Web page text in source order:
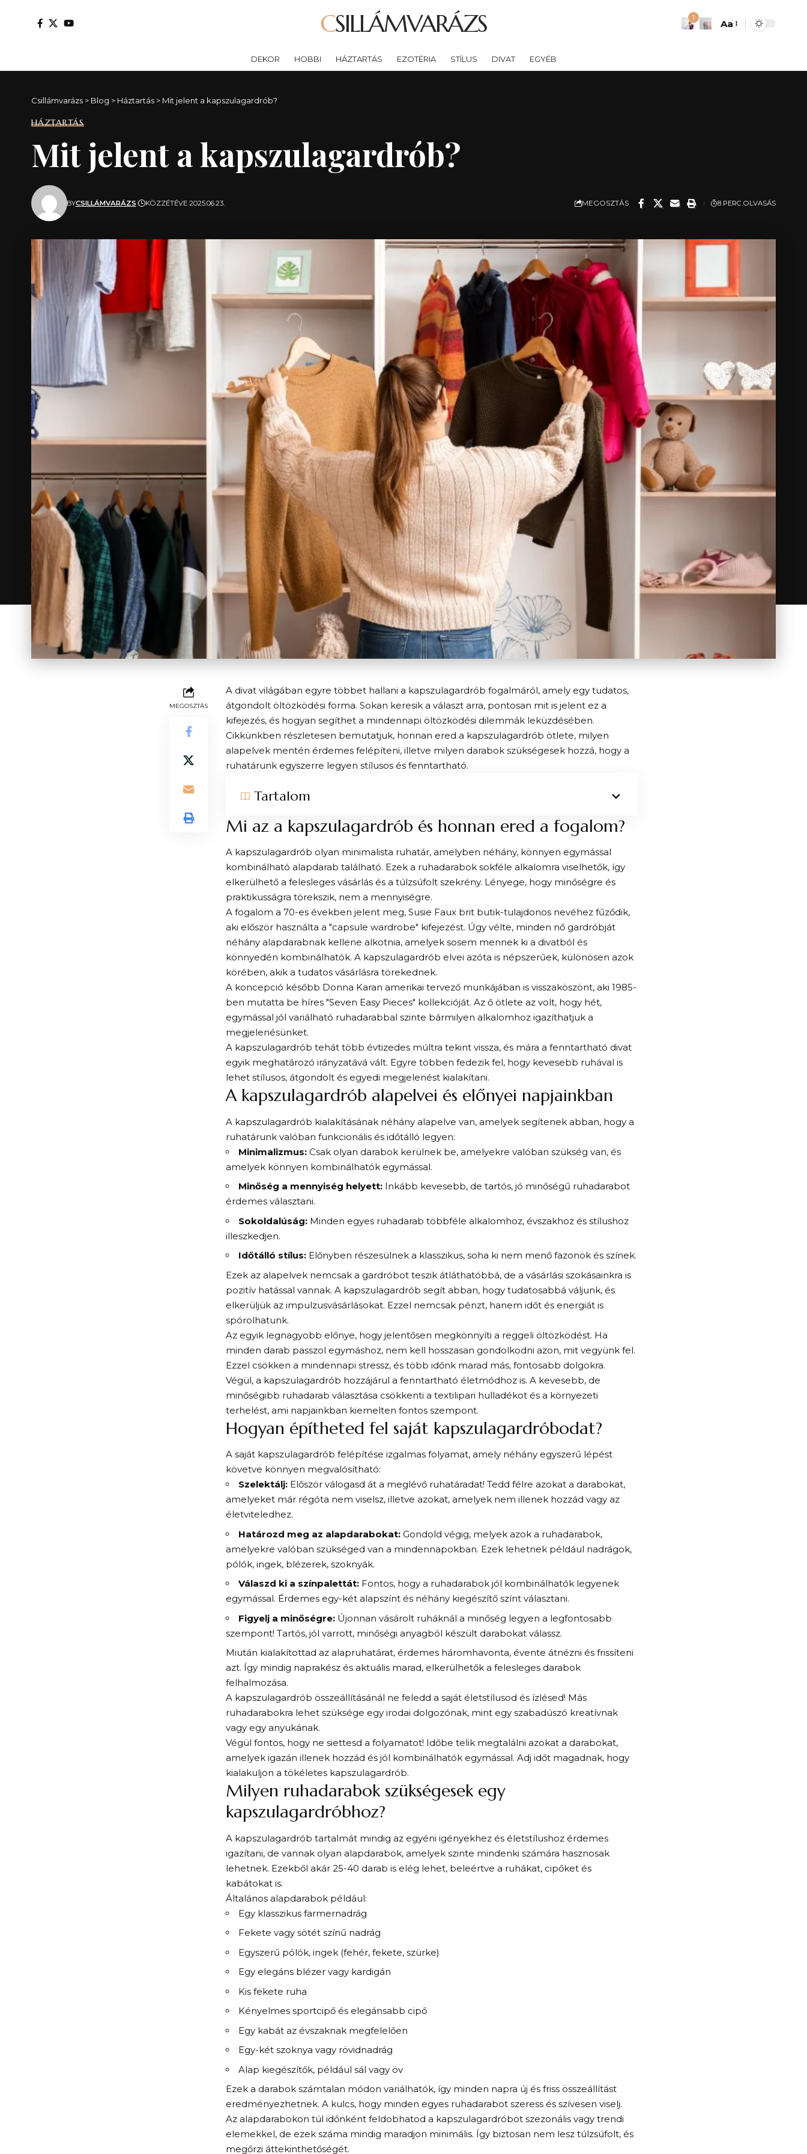
CSILLÁMVARÁZS 1
Font
Aa
DEKOR HOBBI HÁZTARTÁS EZOTÉRIA STÍLUS DIVAT EGYÉB
Csillámvarázs > Blog > Háztartás > Mit jelent a kapszulagardrób?
HÁZTARTÁS
Mit jelent a kapszulagardrób?
BYCSILLÁMVARÁZS KÖZZÉTÉVE 2025.06.23. MEGOSZTÁS 8 PERC OLVASÁS
MEGOSZTÁS
A divat világában egyre többet hallani a kapszulagardrób fogalmáról, amely egy tudatos,
átgondolt öltözködési forma. Sokan keresik a választ arra, pontosan mit is jelent ez a
kifejezés, és hogyan segíthet a mindennapi öltözködési dilemmák leküzdésében.
Cikkünkben részletesen bemutatjuk, honnan ered a kapszulagardrób ötlete, milyen
alapelvek mentén érdemes felépíteni, illetve milyen darabok szükségesek hozzá, hogy a
ruhatárunk egyszerre legyen stílusos és fenntartható.
Tartalom
Mi az a kapszulagardrób és honnan ered a fogalom?
A kapszulagardrób olyan minimalista ruhatár, amelyben néhány, könnyen egymással
kombinálható alapdarab található. Ezek a ruhadarabok sokféle alkalomra viselhetők, így
elkerülhető a felesleges vásárlás és a túlzsúfolt szekrény. Lényege, hogy minőségre és
praktikusságra törekszik, nem a mennyiségre.
A fogalom a 70-es években jelent meg, Susie Faux brit butik-tulajdonos nevéhez fűződik,
aki először használta a "capsule wardrobe" kifejezést. Úgy vélte, minden nő gardróbját
néhány alapdarabnak kellene alkotnia, amelyek sosem mennek ki a divatból és
könnyedén kombinálhatók. A kapszulagardrób elvei azóta is népszerűek, különösen azok
körében, akik a tudatos vásárlásra törekednek.
A koncepció később Donna Karan amerikai tervező munkájában is visszaköszönt, aki 1985-
ben mutatta be híres "Seven Easy Pieces" kollekcióját. Az ő ötlete az volt, hogy hét,
egymással jól variálható ruhadarabbal szinte bármilyen alkalomhoz igazíthatjuk a
megjelenésünket.
A kapszulagardrób tehát több évtizedes múltra tekint vissza, és mára a fenntartható divat
egyik meghatározó irányzatává vált. Egyre többen fedezik fel, hogy kevesebb ruhával is
lehet stílusos, átgondolt és egyedi megjelenést kialakítani.
A kapszulagardrób alapelvei és előnyei napjainkban
A kapszulagardrób kialakításának néhány alapelve van, amelyek segítenek abban, hogy a
ruhatárunk valóban funkcionális és időtálló legyen:
Minimalizmus: Csak olyan darabok kerülnek be, amelyekre valóban szükség van, és
amelyek könnyen kombinálhatók egymással.
Minőség a mennyiség helyett: Inkább kevesebb, de tartós, jó minőségű ruhadarabot
érdemes választani.
Sokoldalúság: Minden egyes ruhadarab többféle alkalomhoz, évszakhoz és stílushoz
illeszkedjen.
Időtálló stílus: Előnyben részesülnek a klasszikus, soha ki nem menő fazonok és színek.
Ezek az alapelvek nemcsak a gardróbot teszik átláthatóbbá, de a vásárlási szokásainkra is
pozitív hatással vannak. A kapszulagardrób segít abban, hogy tudatosabbá váljunk, és
elkerüljük az impulzusvásárlásokat. Ezzel nemcsak pénzt, hanem időt és energiát is
spórolhatunk.
Az egyik legnagyobb előnye, hogy jelentősen megkönnyíti a reggeli öltözködést. Ha
minden darab passzol egymáshoz, nem kell hosszasan gondolkodni azon, mit vegyünk fel.
Ezzel csökken a mindennapi stressz, és több időnk marad más, fontosabb dolgokra.
Végül, a kapszulagardrób hozzájárul a fenntartható életmódhoz is. A kevesebb, de
minőségibb ruhadarab választása csökkenti a textilipari hulladékot és a környezeti
terhelést, ami napjainkban kiemelten fontos szempont.
Hogyan építheted fel saját kapszulagardróbodat?
A saját kapszulagardrób felépítése izgalmas folyamat, amely néhány egyszerű lépést
követve könnyen megvalósítható:
Szelektálj: Először válogasd át a meglévő ruhatáradat! Tedd félre azokat a darabokat,
amelyeket már régóta nem viselsz, illetve azokat, amelyek nem illenek hozzád vagy az
életviteledhez.
Határozd meg az alapdarabokat: Gondold végig, melyek azok a ruhadarabok,
amelyekre valóban szükséged van a mindennapokban. Ezek lehetnek például nadrágok,
pólók, ingek, blézerek, szoknyák.
Válaszd ki a színpalettát: Fontos, hogy a ruhadarabok jól kombinálhatók legyenek
egymással. Érdemes egy-két alapszínt és néhány kiegészítő színt választani.
Figyelj a minőségre: Újonnan vásárolt ruháknál a minőség legyen a legfontosabb
szempont! Tartós, jól varrott, minőségi anyagból készült darabokat válassz.
Miután kialakítottad az alapruhatárat, érdemes háromhavonta, évente átnézni és frissíteni
azt. Így mindig naprakész és aktuális marad, elkerülhetők a felesleges darabok
felhalmozása.
A kapszulagardrób összeállításánál ne feledd a saját életstílusod és ízlésed! Más
ruhadarabokra lehet szüksége egy irodai dolgozónak, mint egy szabadúszó kreatívnak
vagy egy anyukának.
Végül fontos, hogy ne siettesd a folyamatot! Időbe telik megtalálni azokat a darabokat,
amelyek igazán illenek hozzád és jól kombinálhatók egymással. Adj időt magadnak, hogy
kialakuljon a tökéletes kapszulagardrób.
Milyen ruhadarabok szükségesek egy
kapszulagardróbhoz?
A kapszulagardrób tartalmát mindig az egyéni igényekhez és életstílushoz érdemes
igazítani, de vannak olyan alapdarabok, amelyek szinte mindenki számára hasznosak
lehetnek. Ezekből akár 25-40 darab is elég lehet, beleértve a ruhákat, cipőket és
kabátokat is.
Általános alapdarabok például:
Egy klasszikus farmernadrág
Fekete vagy sötét színű nadrág
Egyszerű pólók, ingek (fehér, fekete, szürke)
Egy elegáns blézer vagy kardigán
Kis fekete ruha
Kényelmes sportcipő és elegánsabb cipő
Egy kabát az évszaknak megfelelően
Egy-két szoknya vagy rövidnadrág
Alap kiegészítők, például sál vagy öv
Ezek a darabok számtalan módon variálhatók, így minden napra új és friss összeállítást
eredményezhetnek. A kulcs, hogy minden egyes ruhadarabot szeress és szívesen viselj.
Az alapdarabokon túl időnként feldobhatod a kapszulagardróbot szezonális vagy trendi
elemekkel, de ezek száma mindig maradjon minimális. Így biztosan nem lesz túlzsúfolt, és
megőrzi áttekinthetőségét.